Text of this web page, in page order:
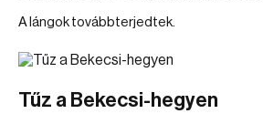
A lángok továbbterjedtek.
Tűz a Bekecsi-hegyen